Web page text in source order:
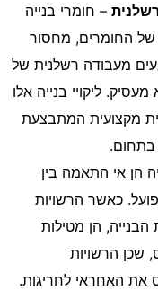
– חומרי בנייה
של החומרים, מחסור
מעבודה רשלנית של
ליקויי בנייה אלו
מקצועית המתבצעת
בתחום.
הן אי התאמה בין
כאשר הרשויות
הן מטילות
שכן הרשויות
את האחראי לחריגות.